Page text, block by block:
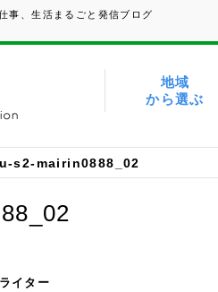
事、生活まるごと発信ブログ
地域
から選ぶ
s2-mairin0888_02
イター